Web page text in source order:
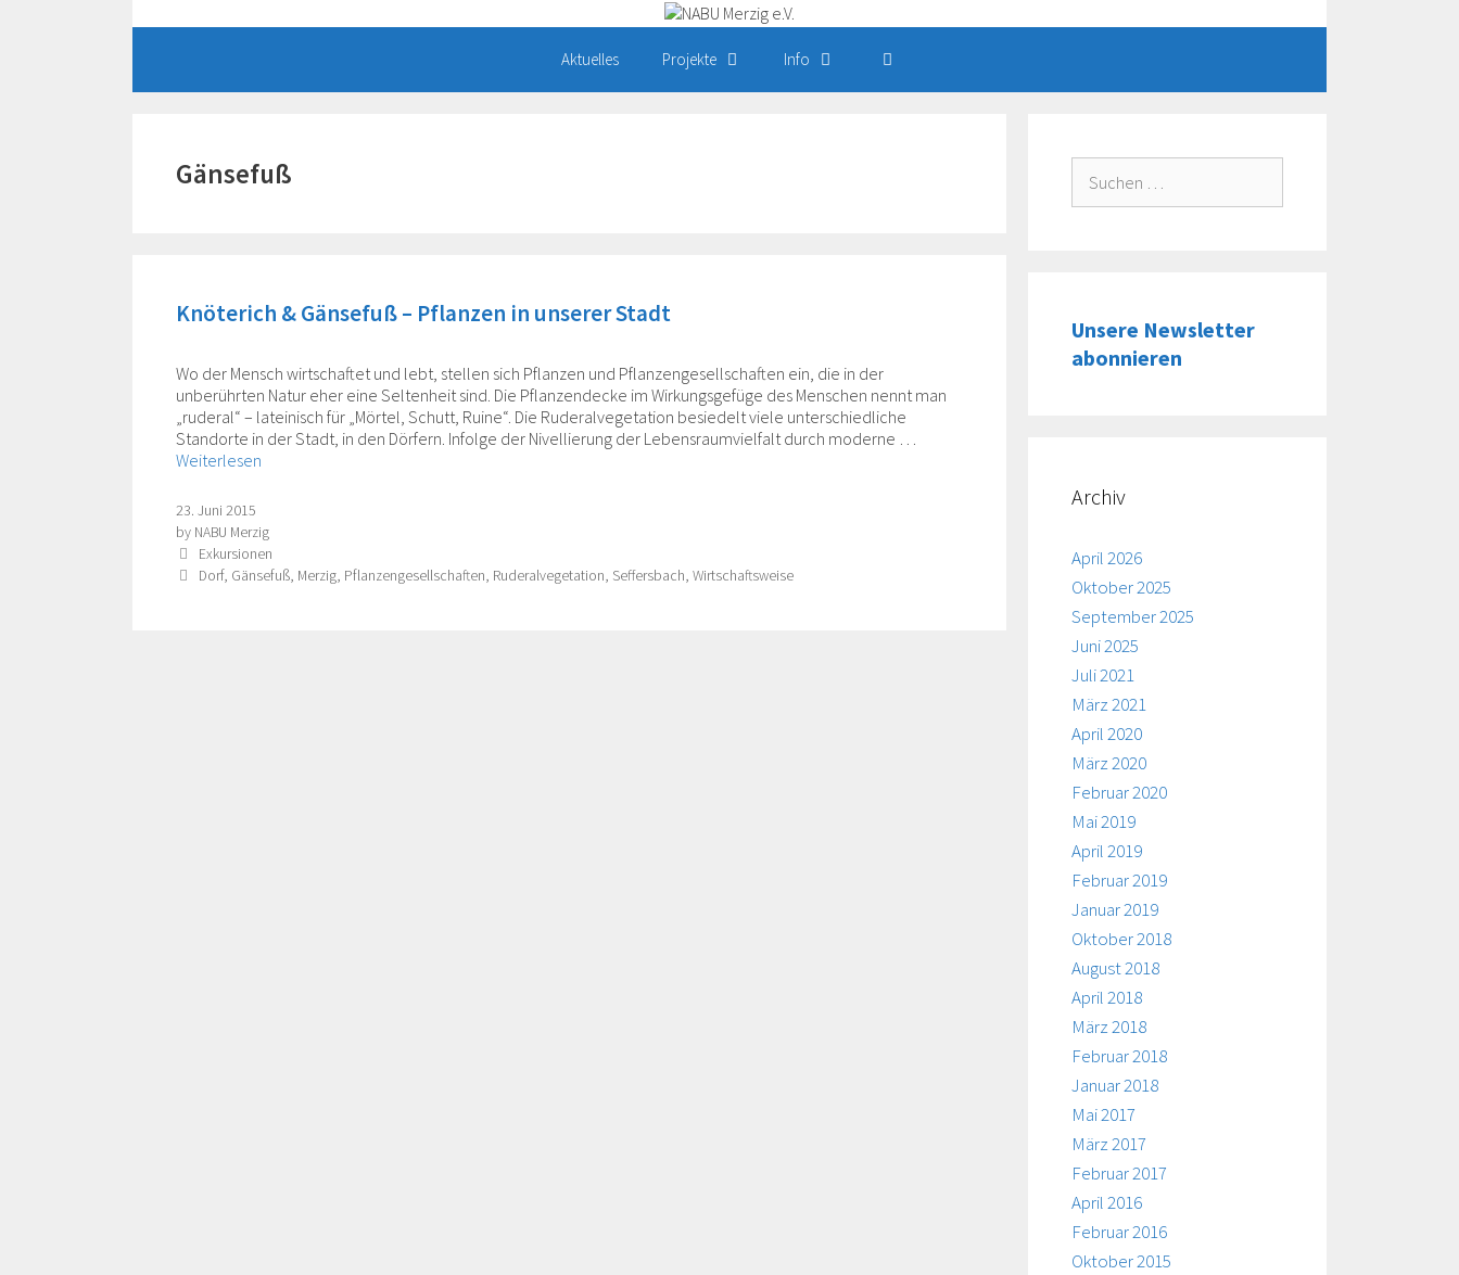
Aktuelles Projekte Info
Gänsefuß
Knöterich & Gänsefuß – Pflanzen in unserer Stadt
Wo der Mensch wirtschaftet und lebt, stellen sich Pflanzen und Pflanzengesellschaften ein, die in der
unberührten Natur eher eine Seltenheit sind. Die Pflanzendecke im Wirkungsgefüge des Menschen nennt man
„ruderal“ – lateinisch für „Mörtel, Schutt, Ruine“. Die Ruderalvegetation besiedelt viele unterschiedliche
Standorte in der Stadt, in den Dörfern. Infolge der Nivellierung der Lebensraumvielfalt durch moderne …
Weiterlesen
23. Juni 2015
by NABU Merzig
Categories
Exkursionen
Tags
Dorf, Gänsefuß, Merzig, Pflanzengesellschaften, Ruderalvegetation, Seffersbach,Wirtschaftsweise
nach:
Unsere Newsletter
abonnieren
Archiv
April 2026
Oktober 2025
September 2025
Juni 2025
Juli 2021
März 2021
April 2020
März 2020
Februar 2020
Mai 2019
April 2019
Februar 2019
Januar 2019
Oktober 2018
August 2018
April 2018
März 2018
Februar 2018
Januar 2018
Mai 2017
März 2017
Februar 2017
April 2016
Februar 2016
Oktober 2015